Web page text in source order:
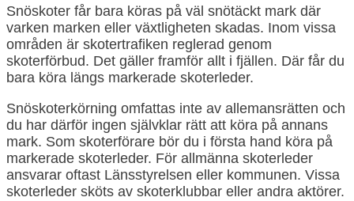
Snöskoter får bara köras på väl snötäckt mark där
varken marken eller växtligheten skadas. Inom vissa
områden är skotertrafiken reglerad genom
skoterförbud. Det gäller framför allt i fjällen. Där får du
bara köra längs markerade skoterleder.
Snöskoterkörning omfattas inte av allemansrätten och
du har därför ingen självklar rätt att köra på annans
mark. Som skoterförare bör du i första hand köra på
markerade skoterleder. För allmänna skoterleder
ansvarar oftast Länsstyrelsen eller kommunen. Vissa
skoterleder sköts av skoterklubbar eller andra aktörer.